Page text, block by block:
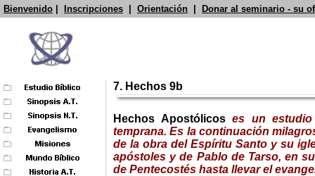
Bienvenido Inscripciones Orientación Donar al seminario - su
7. Hechos 9b
Hechos Apostólicoses un
temprana. Es la continuación
de la obra del Espíritu Santo y su
apóstoles y de Pablo de Tarso, en
de Pentecostés hasta llevar el